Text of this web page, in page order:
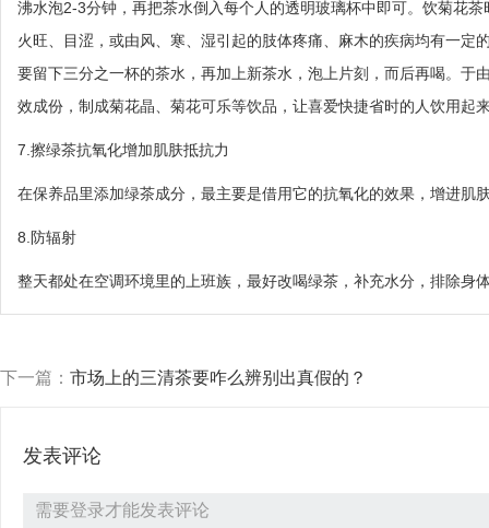
沸水泡2-3分钟，再把茶水倒入每个人的透明玻璃杯中即可。饮菊花
火旺、目涩，或由风、寒、湿引起的肢体疼痛、麻木的疾病均有一
要留下三分之一杯的茶水，再加上新茶水，泡上片刻，而后再喝。
效成份，制成菊花晶、菊花可乐等饮品，让喜爱快捷省时的人饮用起
7.擦绿茶抗氧化增加肌肤抵抗力
在保养品里添加绿茶成分，最主要是借用它的抗氧化的效果，增进肌
8.防辐射
整天都处在空调环境里的上班族，最好改喝绿茶，补充水分，排除身
下一篇： 市场上的三清茶要咋么辨别出真假的？
发表评论